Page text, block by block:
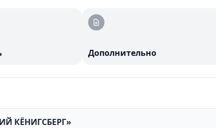
Дополнительно
КЁНИГСБЕРГ»